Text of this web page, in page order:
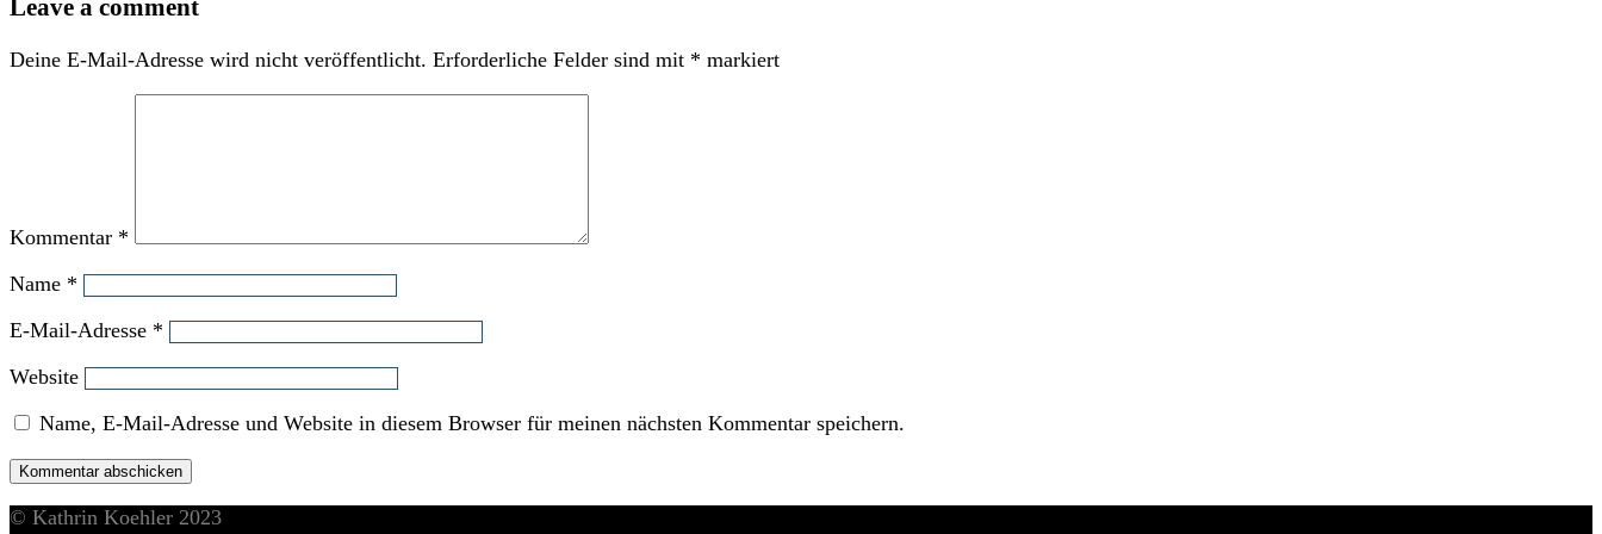
Leave a comment
Deine E-Mail-Adresse wird nicht veröffentlicht. Erforderliche Felder sind mit * markiert
Kommentar *
Name *
E-Mail-Adresse *
Website
Name, E-Mail-Adresse und Website in diesem Browser für meinen nächsten Kommentar speichern.
© Kathrin Koehler 2023